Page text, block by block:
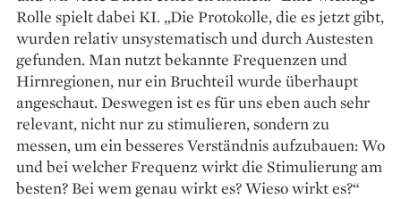
Rolle spielt dabei KI. „Die Protokolle, die es jetzt gibt,
wurden relativ unsystematisch und durch Austesten
gefunden. Man nutzt bekannte Frequenzen und
Hirnregionen, nur ein Bruchteil wurde überhaupt
angeschaut. Deswegen ist es für uns eben auch sehr
relevant, nicht nur zu stimulieren, sondern zu
messen, um ein besseres Verständnis aufzubauen: Wo
und bei welcher Frequenz wirkt die Stimulierung am
besten? Bei wem genau wirkt es? Wieso wirkt es?“